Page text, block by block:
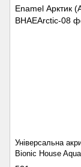
Універсальна
Bionic House
Арктик (Arctic) 0.8л